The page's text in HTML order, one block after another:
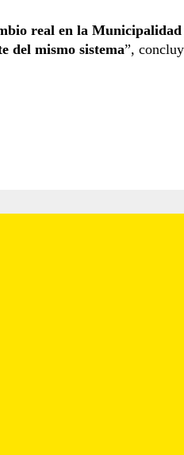
real en la
del mismo sistema”,